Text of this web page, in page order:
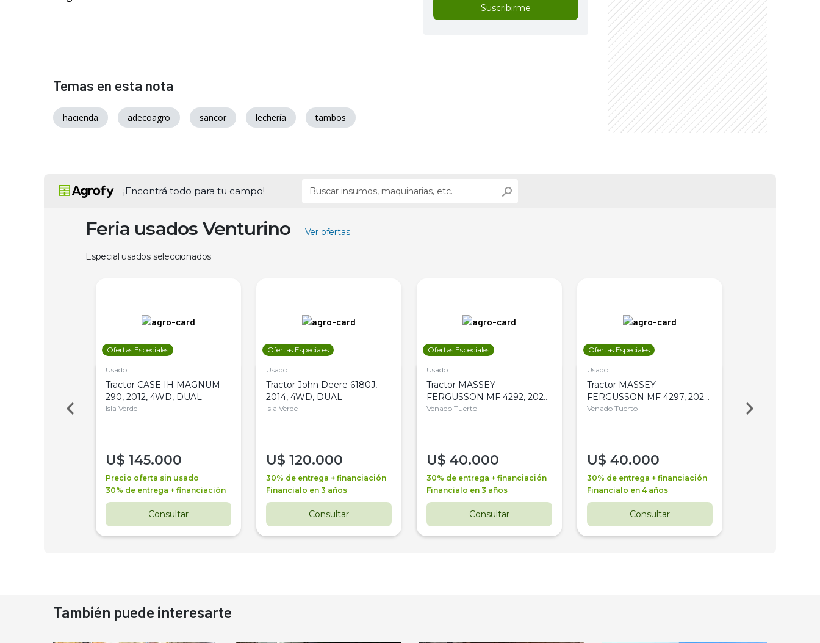
Suscribirme
Temas en esta nota
hacienda adecoagro sancor lechería tambos
¡Encontrá todo para tu campo!
Feria usados Venturino Ver ofertas
Especial usados seleccionados
Ofertas Especiales
Usado
Tractor CASE IH MAGNUM
290, 2012, 4WD, DUAL
Isla Verde
U$ 145.000
Precio oferta sin usado
30% de entrega + financiación
Consultar
Ofertas Especiales
Usado
Tractor John Deere 6180J,
2014, 4WD, DUAL
Isla Verde
U$ 120.000
30% de entrega + financiación
Financialo en 3 años
Consultar
Ofertas Especiales
Usado
Tractor MASSEY
FERGUSSON MF 4292, 2020,
4WD, PATON
Venado Tuerto
U$ 40.000
30% de entrega + financiación
Financialo en 3 años
Consultar
Ofertas Especiales
Usado
Tractor MASSEY
FERGUSSON MF 4297, 2020,
4WD, PATON
Venado Tuerto
U$ 40.000
30% de entrega + financiación
Financialo en 4 años
Consultar
Venado Tuerto
También puede interesarte